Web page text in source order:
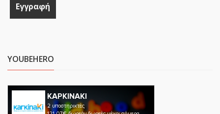
YOUBEHERO